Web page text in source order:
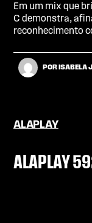
Em um mix que
C demonstra,
reconhecimento
POR ISABELA
ALAPLAY
ALAPLAY